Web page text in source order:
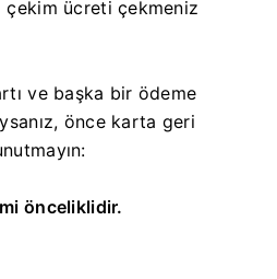
çekim ücreti çekmeniz
ve başka bir ödeme
önce karta geri
önceliklidir.